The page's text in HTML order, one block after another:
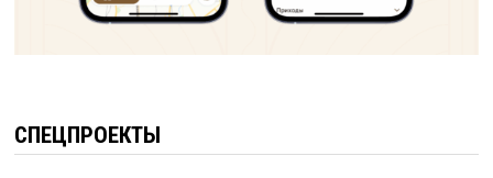
СПЕЦПРОЕКТЫ